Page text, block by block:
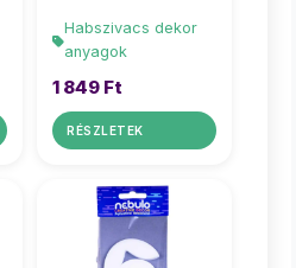
Habszivacs dekor
anyagok
1 849 Ft
RÉSZLETEK